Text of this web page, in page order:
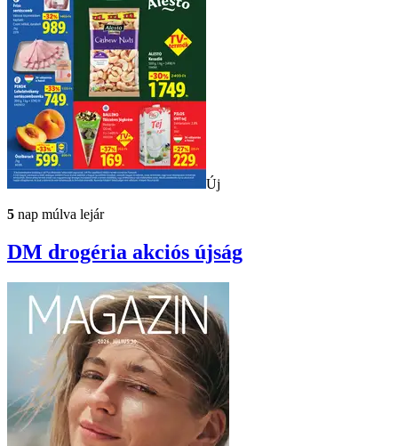
Új
5 nap múlva lejár
DM drogéria akciós újság